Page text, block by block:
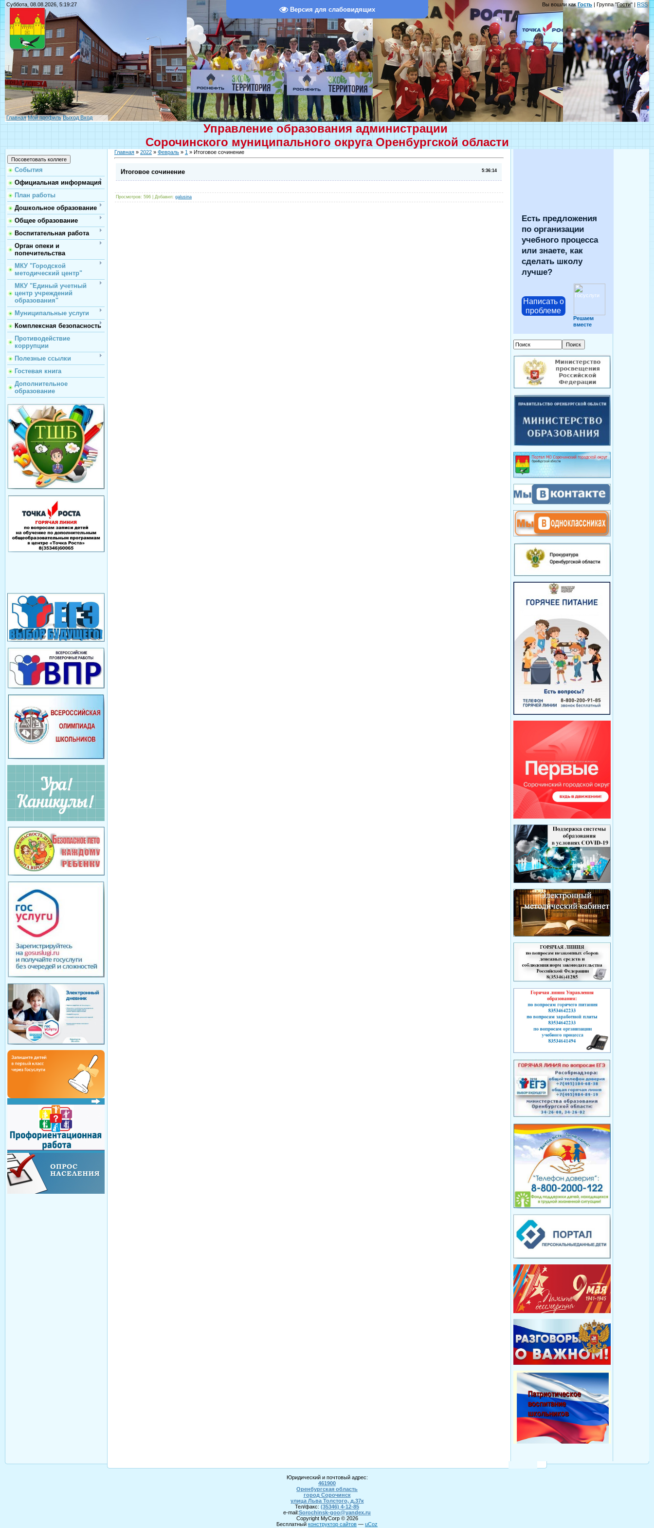
Версия для слабовидящих
Суббота, 08.08.2026, 5:19:27 Вы вошли какГость | Группа "Гости" | RSS
Главная Мой профиль Выход Вход
Управление образования администрации
Сорочинского муниципального округа Оренбургской области
События
Официальная информация
План работы
Дошкольное образование
Общее образование
Воспитательная работа
Орган опеки и
попечительства
МКУ "Городской
методический центр"
МКУ "Единый учетный
центр учреждений
образования"
Муниципальные услуги
Комплексная безопасность
Противодействие
коррупции
Полезные ссылки
Гостевая книга
Дополнительное
образование
Главная » 2022 » Февраль » 1 » Итоговое сочинение
5:36:14
Итоговое сочинение
Просмотров: 596 | Добавил: galusina
Есть предложения
по организации
учебного процесса
или знаете, как
сделать школу
лучше?
Написать о
проблеме
Решаем
вместе
Юридический и почтовый адрес:
461900
Оренбургская область
город Сорочинск
улица Льва Толстого, д.37к
Тел/факс: (35346) 4-12-85
e-mail:Sorochinsk-goo@yandex.ru
Copyright MyCorp © 2026
Бесплатный конструктор сайтов — uCoz